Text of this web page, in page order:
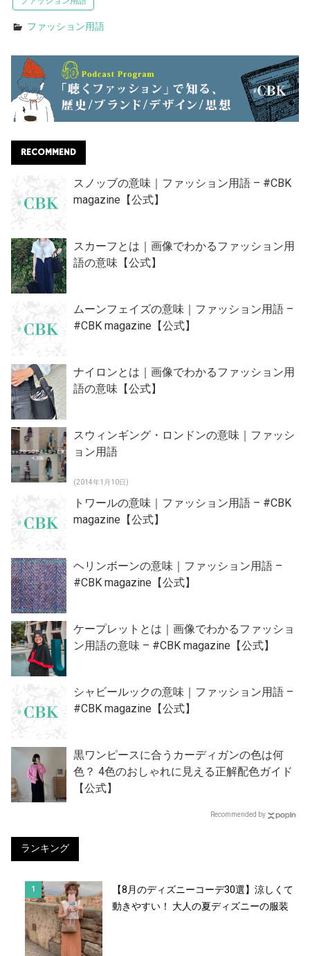
ファッション用語
RECOMMEND
スノッブの意味｜ファッション用語 – #CBK
magazine【公式】
スカーフとは｜画像でわかるファッション用
語の意味【公式】
ムーンフェイズの意味｜ファッション用語 –
#CBK magazine【公式】
ナイロンとは｜画像でわかるファッション用
語の意味【公式】
スウィンギング・ロンドンの意味｜ファッシ
ョン用語
(2014年1月10日)
トワールの意味｜ファッション用語 – #CBK
magazine【公式】
ヘリンボーンの意味｜ファッション用語 –
#CBK magazine【公式】
ケープレットとは｜画像でわかるファッショ
ン用語の意味 – #CBK magazine【公式】
シャビールックの意味｜ファッション用語 –
#CBK magazine【公式】
黒ワンピースに合うカーディガンの色は何
色？ 4色のおしゃれに見える正解配色ガイド
【公式】
Recommended by
ランキング
【8月のディズニーコーデ30選】涼しくて
動きやすい！ 大人の夏ディズニーの服装